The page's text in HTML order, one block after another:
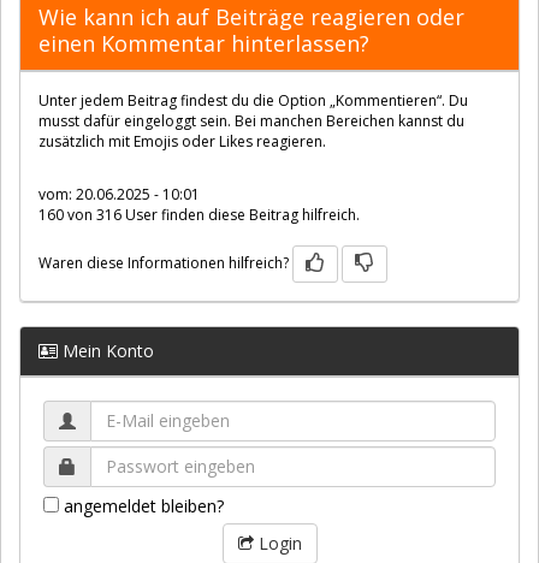
Wie kann ich auf Beiträge reagieren oder
einen Kommentar hinterlassen?
Unter jedem Beitrag findest du die Option „Kommentieren“. Du
musst dafür eingeloggt sein. Bei manchen Bereichen kannst du
zusätzlich mit Emojis oder Likes reagieren.
vom: 20.06.2025 - 10:01
160 von 316 User finden diese Beitrag hilfreich.
Waren diese Informationen hilfreich?
Mein Konto
angemeldet bleiben?
Login